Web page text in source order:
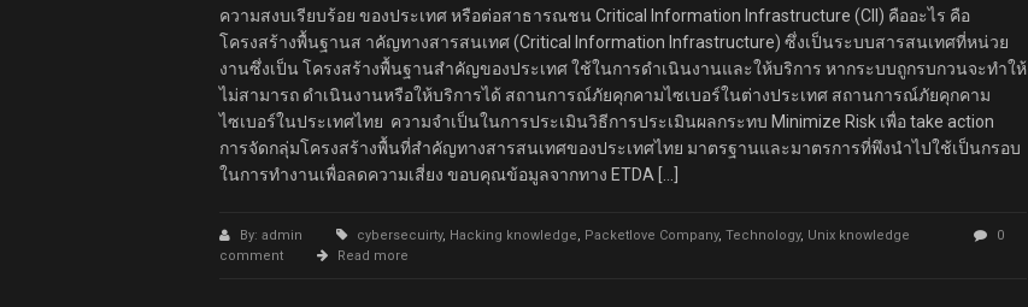
ความสงบเรียบร้อย ของประเทศ หรือต่อสาธารณชน Critical Information Infrastructure (CII) คืออะไร คือ
โครงสร้างพื้นฐานส าคัญทางสารสนเทศ (Critical Information Infrastructure) ซึ่งเป็นระบบสารสนเทศที่หน่วย
งานซึ่งเป็น โครงสร้างพื้นฐานสำคัญของประเทศ ใช้ในการดำเนินงานและให้บริการ หากระบบถูกรบกวนจะทำให้
ไม่สามารถ ดำเนินงานหรือให้บริการได้ สถานการณ์ภัยคุกคามไซเบอร์ในต่างประเทศ สถานการณ์ภัยคุกคาม
ไซเบอร์ในประเทศไทย ความจำเป็นในการประเมินวิธีการประเมินผลกระทบ Minimize Risk เพื่อ take action
การจัดกลุ่มโครงสร้างพื้นที่สำคัญทางสารสนเทศของประเทศไทย มาตรฐานและมาตรการที่พึงนำไปใช้เป็นกรอบ
ในการทำงานเพื่อลดความเสี่ยง ขอบคุณข้อมูลจากทาง ETDA […]
By: admin cybersecuirty, Hacking knowledge, Packetlove Company, Technology, Unix knowledge
0
comment
Read more